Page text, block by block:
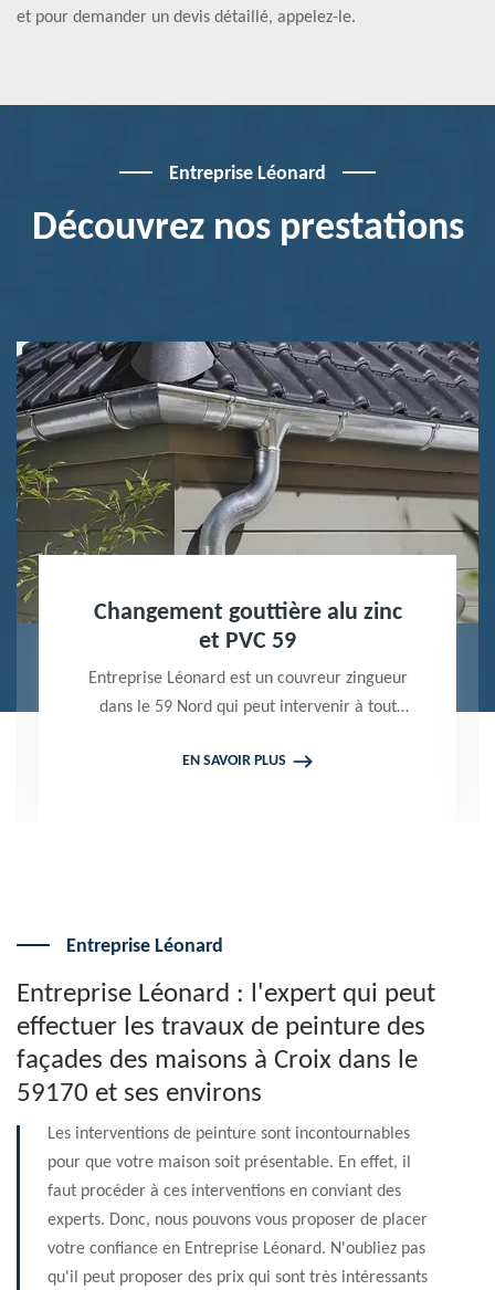
et pour demander un devis détaillé, appelez-le.
Entreprise Léonard
Découvrez nos prestations
Nettoyage terrasse et pavé 59
Peintre professionnel dans le 59 Nord,
Entreprise Léonard utilise des produits de
pavé. Propose un devis gratuit qui ne vous
EN SAVOIR PLUS
Entreprise Léonard
Entreprise Léonard : l'expert qui peut
effectuer les travaux de peinture des
façades des maisons à Croix dans le
59170 et ses environs
Les interventions de peinture sont incontournables
pour que votre maison soit présentable. En effet, il
faut procéder à ces interventions en conviant des
experts. Donc, nous pouvons vous proposer de placer
votre confiance en Entreprise Léonard. N'oubliez pas
qu'il peut proposer des prix qui sont très intéressants